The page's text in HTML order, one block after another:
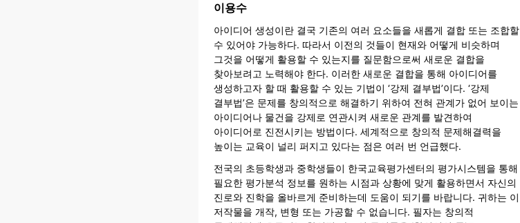
이용수
아이디어 생성이란 결국 기존의 여러 요소들을 새롭게 결합 또는 조합할
수 있어야 가능하다. 따라서 이전의 것들이 현재와 어떻게 비슷하며
그것을 어떻게 활용할 수 있는지를 질문함으로써 새로운 결합을
찾아보려고 노력해야 한다. 이러한 새로운 결합을 통해 아이디어를
생성하고자 할 때 활용할 수 있는 기법이 ‘강제 결부법’이다. ‘강제
결부법’은 문제를 창의적으로 해결하기 위하여 전혀 관계가 없어 보이는
아이디어나 물건을 강제로 연관시켜 새로운 관계를 발견하여
아이디어로 진전시키는 방법이다. 세계적으로 창의적 문제해결력을
높이는 교육이 널리 퍼지고 있다는 점은 여러 번 언급했다.
전국의 초등학생과 중학생들이 한국교육평가센터의 평가시스템을 통해
필요한 평가분석 정보를 원하는 시점과 상황에 맞게 활용하면서 자신의
진로와 진학을 올바르게 준비하는데 도움이 되기를 바랍니다. 귀하는 이
저작물을 개작, 변형 또는 가공할 수 없습니다. 필자는 창의적